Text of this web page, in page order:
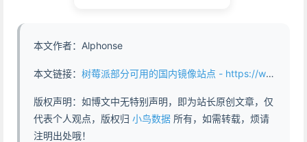
本文作者：Alphonse
本文链接： 树莓派部分可用的国内镜像站点 - https://www.abddb.com/mirrors_of_raspbian.html
版权声明：如博文中无特别声明，即为站长原创文章，仅
代表个人观点，版权归 小鸟数据 所有，如需转载，烦请
注明出处哦！